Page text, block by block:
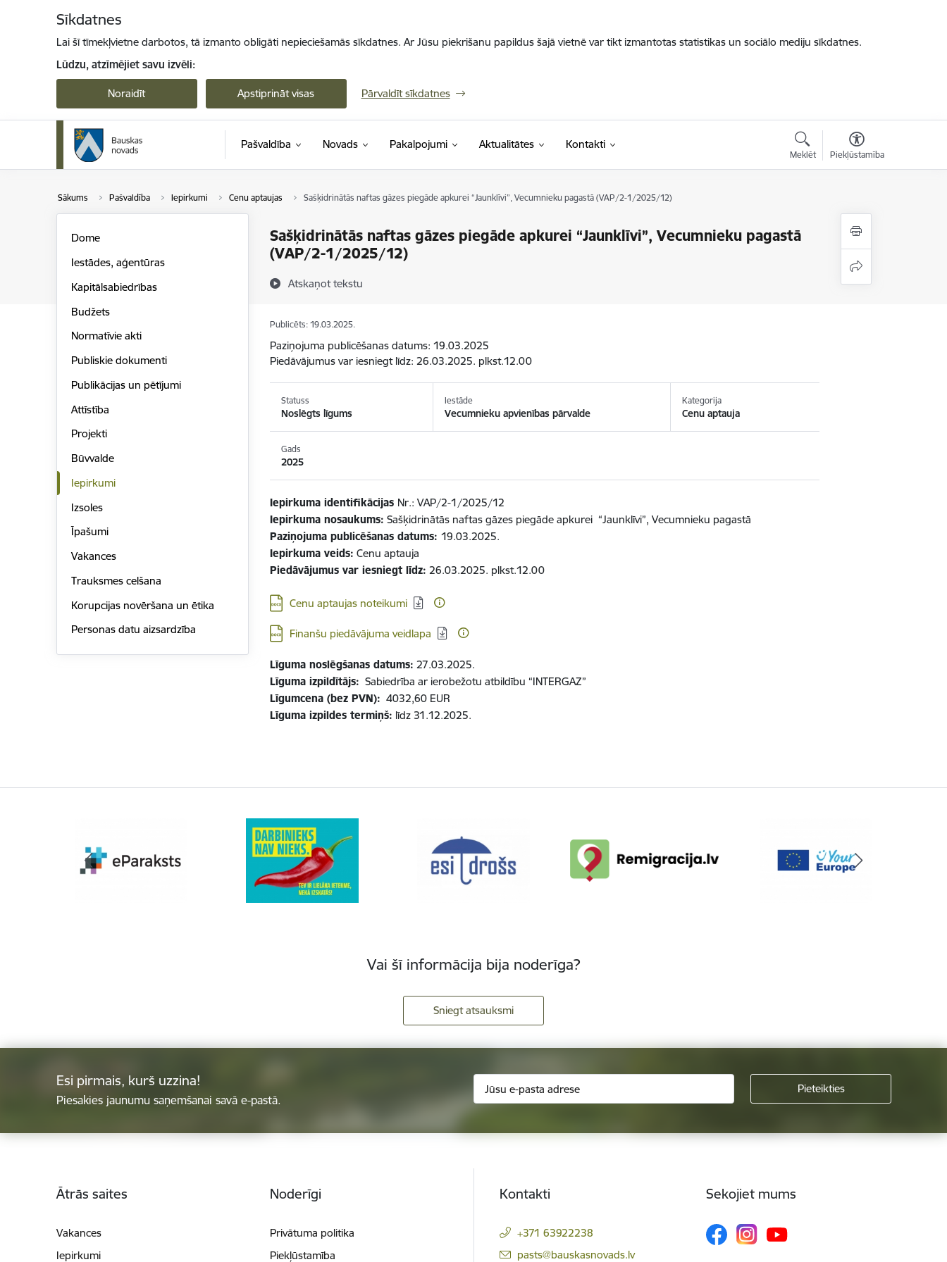
Sīkdatnes
Lai šī tīmekļvietne darbotos, tā izmanto obligāti nepieciešamās sīkdatnes. Ar Jūsu piekrišanu papildus šajā vietnē var tikt izmantotas statistikas un sociālo mediju sīkdatnes.
Lūdzu, atzīmējiet savu izvēli:
Noraidīt Apstiprināt visas Pārvaldīt sīkdatnes
Pašvaldība Novads Pakalpojumi Aktualitātes Kontakti
Meklēt Piekļūstamība
Sākums Pašvaldība Iepirkumi Cenu aptaujas Sašķidrinātās naftas gāzes piegāde apkurei “Jaunklīvi”, Vecumnieku pagastā (VAP/2-1/2025/12)
Sašķidrinātās naftas gāzes piegāde apkurei “Jaunklīvi”, Vecumnieku pagastā
(VAP/2-1/2025/12)
Atskaņot tekstu
Dome
Iestādes, aģentūras
Kapitālsabiedrības
Budžets
Normatīvie akti
Publiskie dokumenti
Publikācijas un pētījumi
Attīstība
Projekti
Būvvalde
Iepirkumi
Izsoles
Īpašumi
Vakances
Trauksmes celšana
Korupcijas novēršana un ētika
Personas datu aizsardzība
Publicēts: 19.03.2025.
Paziņojuma publicēšanas datums: 19.03.2025
Piedāvājumus var iesniegt līdz: 26.03.2025. plkst.12.00
Statuss
Noslēgts līgums
Iestāde
Vecumnieku apvienības pārvalde
Kategorija
Cenu aptauja
Gads
2025
Iepirkuma identifikācijas Nr.: VAP/2-1/2025/12
Iepirkuma nosaukums: Sašķidrinātās naftas gāzes piegāde apkurei “Jaunklīvi”, Vecumnieku pagastā
Paziņojuma publicēšanas datums:19.03.2025.
Iepirkuma veids: Cenu aptauja
Piedāvājumus var iesniegt līdz: 26.03.2025. plkst.12.00
Lejupielādēt:
Cenu aptaujas noteikumi
Lejupielādēt:
Finanšu piedāvājuma veidlapa
Līguma noslēgšanas datums: 27.03.2025.
Līguma izpildītājs: Sabiedrība ar ierobežotu atbildību “INTERGAZ”
Līgumcena (bez PVN): 4032,60 EUR
Līguma izpildes termiņš: līdz 31.12.2025.
Vai šī informācija bija noderīga?
Sniegt atsauksmi
Esi pirmais, kurš uzzina!
Piesakies jaunumu saņemšanai savā e-pastā.
Ātrās saites
Vakances
Iepirkumi
Noderīgi
Privātuma politika
Piekļūstamība
Kontakti
+371 63922238
E-pasts:
pasts@bauskasnovads.lv
Sekojiet mums